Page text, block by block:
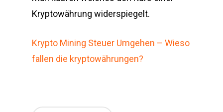
Kryptowährung widerspiegelt.
Krypto Mining Steuer Umgehen – Wieso
fallen die kryptowährungen?